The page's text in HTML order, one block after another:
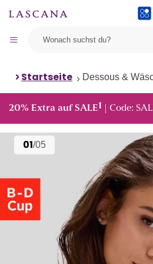
Startseite Dessous &
20% Extra auf SALE1 | Code:
01/05